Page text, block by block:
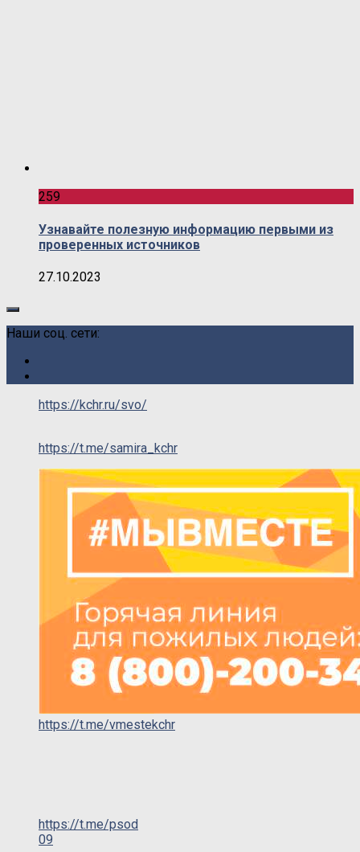
259
Узнавайте полезную информацию первыми из
проверенных источников
27.10.2023
Наши соц. сети:
https://kchr.ru/svo/
https://t.me/samira_kchr
https://t.me/vmestekchr
https://t.me/psod
09